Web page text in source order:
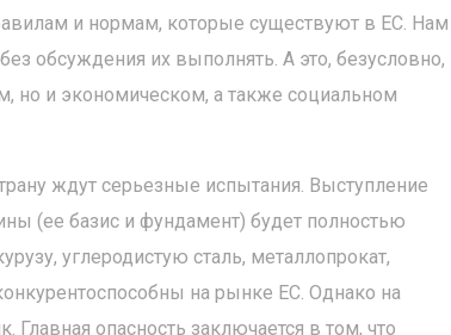
и нормам, которые существуют в ЕС. Нам
обсуждения их выполнять. А это, безусловно,
но и экономическом, а также социальном
ждут серьезные испытания. Выступление
(ее базис и фундамент) будет полностью
углеродистую сталь, металлопрокат,
на рынке ЕС. Однако на
опасность заключается в том, что